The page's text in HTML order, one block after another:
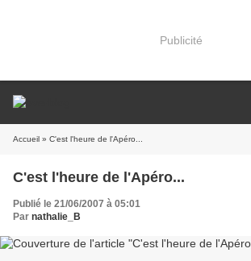
Publicité
Accueil » C'est l'heure de l'Apéro...
C'est l'heure de l'Apéro...
Publié le 21/06/2007 à 05:01
Par nathalie_B